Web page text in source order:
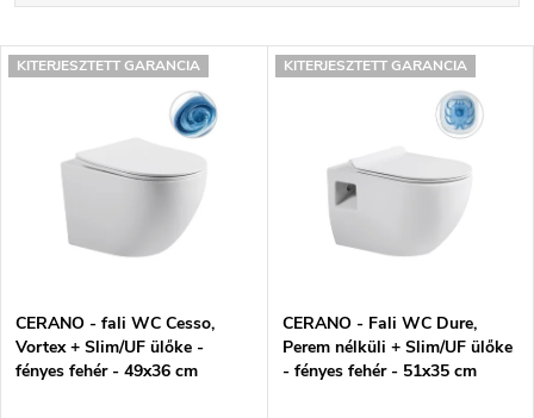
r
k
r
Legdrágább
Legnépszerűbb termékek
ABC szerint
T
e
k
KITERJESZTETT GARANCIA
CERANO - fali WC Cesso,
Vortex + Slim/UF ülőke -
fényes fehér - 49x36 cm
KITERJESZTETT GARANCIA
CERANO - Fali WC Dure,
Perem nélküli + Slim/UF ülőke
- fényes fehér - 51x35 cm